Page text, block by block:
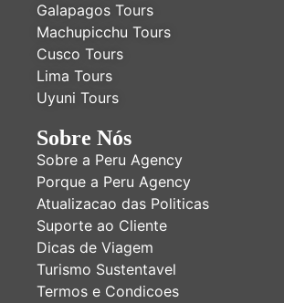
Galapagos Tours
Machupicchu Tours
Cusco Tours
Lima Tours
Uyuni Tours
Sobre Nós
Sobre a Peru Agency
Porque a Peru Agency
Atualizacao das Politicas
Suporte ao Cliente
Dicas de Viagem
Turismo Sustentavel
Termos e Condicoes